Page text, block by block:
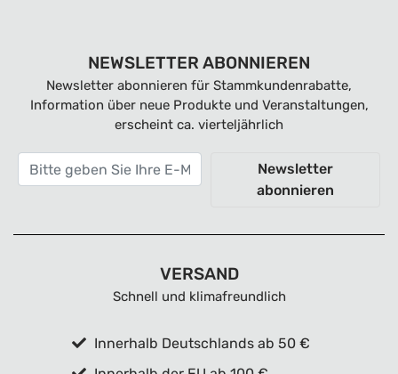
NEWSLETTER ABONNIEREN
Newsletter abonnieren für Stammkundenrabatte,
Information über neue Produkte und Veranstaltungen,
erscheint ca. vierteljährlich
Newsletter
abonnieren
VERSAND
Schnell und klimafreundlich
Innerhalb Deutschlands ab 50 €